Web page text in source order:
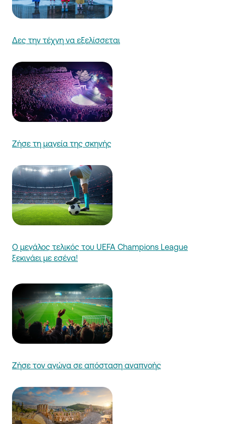
Δες την τέχνη να εξελίσσεται
Ζήσε τη μαγεία της σκηνής
Ο μεγάλος τελικός του UEFA Champions League
ξεκινάει με εσένα!
Ζήσε τον αγώνα σε απόσταση αναπνοής